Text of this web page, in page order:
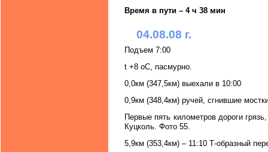
Время в пути – 4 ч 38 мин
04.08.08 г.
Подъем 7:00
t +8 oC, пасмурно.
0,0км (347,5км) выехали в 10:00
0,9км (348,4км) ручей, сгнившие
Первые пять километров дороги
Куцколь. Фото 55.
5,9км (353,4км) – 11:10 Т-образный